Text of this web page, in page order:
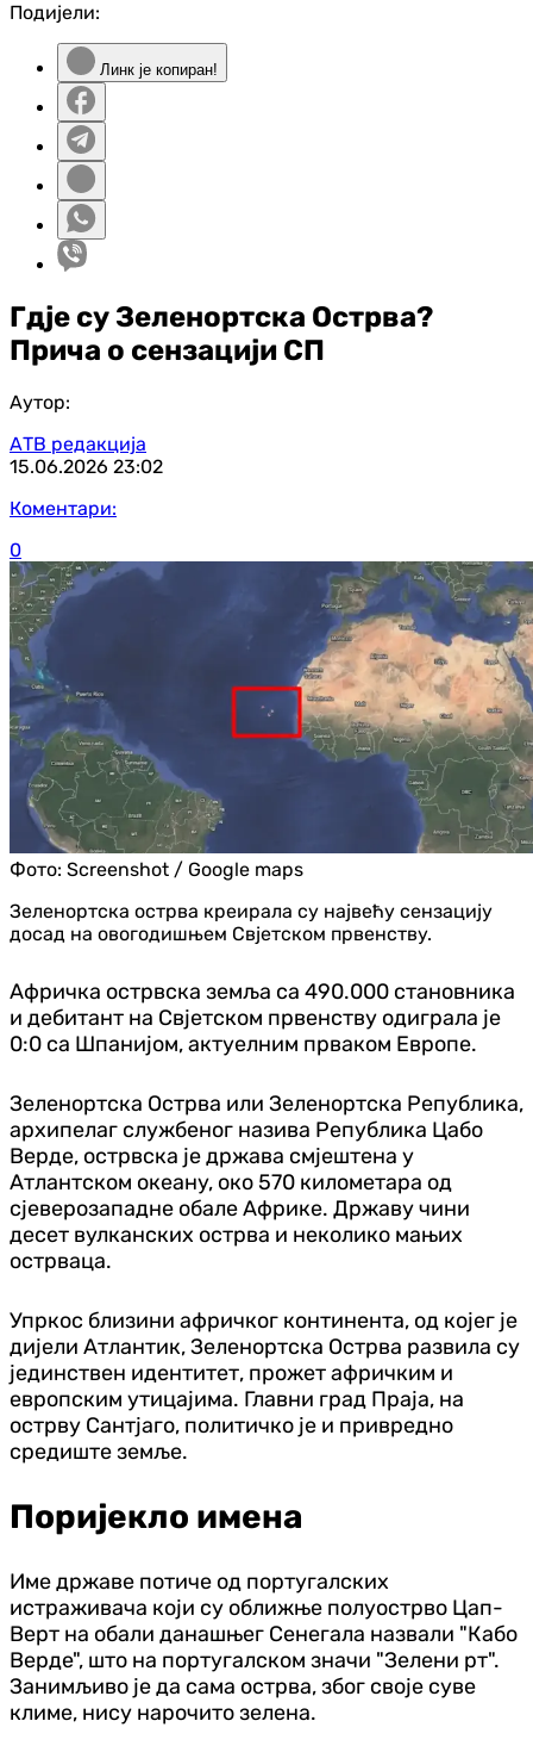
Подијели:
Линк је копиран!
Гд‌је су Зеленортска Острва?
Прича о сензацији СП
Аутор:
АТВ редакција
15.06.2026 23:02
Коментари:
0
Фото: Screenshot / Google maps
Зеленортска острва креирала су највећу сензацију
досад на овогодишњем Свјетском првенству.
Афричка острвска земља са 490.000 становника
и дебитант на Свјетском првенству одиграла је
0:0 са Шпанијом, актуелним прваком Европе.
Зеленортска Острва или Зеленортска Република,
архипелаг службеног назива Република Цабо
Верде, острвска је држава смјештена у
Атлантском океану, око 570 километара од
сјеверозападне обале Африке. Државу чини
десет вулканских острва и неколико мањих
острваца.
Упркос близини афричког континента, од којег је
дијели Атлантик, Зеленортска Острва развила су
јединствен идентитет, прожет афричким и
европским утицајима. Главни град Праја, на
острву Сантјаго, политичко је и привредно
средиште земље.
Поријекло имена
Име државе потиче од португалских
истраживача који су оближње полуострво Цап-
Верт на обали данашњег Сенегала назвали "Кабо
Верде", што на португалском значи "Зелени рт".
Занимљиво је да сама острва, због своје суве
климе, нису нарочито зелена.